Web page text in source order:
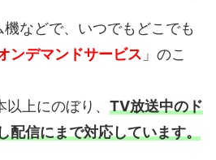
などで、いつでもどこでも
ンデマンドサービス 」のこ
上にのぼり、 TV放送中のド
配信にまで対応しています。